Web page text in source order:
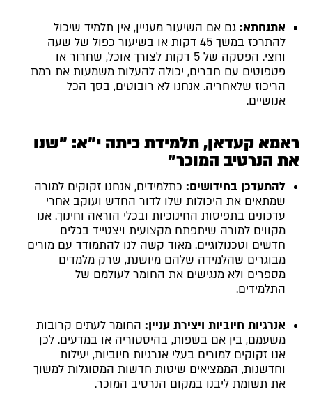
אתנחתא: גם אם השיעור מעניין, אין תלמיד שיכול
להתרכז במשך 45 דקות או בשיעור כפול של שעה
וחצי. הפסקה של 5 דקות לצורך אוכל, שחרור או
פטפוטים עם חברים, יכולה להעלות משמעות את רמת
הריכוז שלאחריה. אנחנו לא רובוטים, בסך הכל
אנושיים.
ראמא קעדאן, תלמידת כיתה י"א: "שנו
את הנרטיב המוכר"
להתעדכן בחידושים: כתלמידים, אנחנו זקוקים למורה
שמתאים את היכולות שלו לדור החדש ועוקב אחרי
עדכונים בתפיסות החינוכיות ובכלי הוראה וחינוך. אנו
מקווים למורה שיתפתח מקצועית ויצטייד בכלים
חדשים וטכנולוגיים. מאוד קשה לנו להתמודד עם מורים
מבוגרים שהלמידה שלהם מיושנת, שרק מלמדים
מספרים ולא מנגישים את החומר לעולמם של
התלמידים.
אנרגיות חיוביות ויצירת עניין: החומר לעתים קרובות
משעמם, בין אם בשפות, בהיסטוריה או במדעים. לכן
אנו זקוקים למורים בעלי אנרגיות חיוביות, יעילות
וחדשנות, הממציאים שיטות חדשות המסוגלות למשוך
את תשומת ליבנו במקום הנרטיב המוכר.